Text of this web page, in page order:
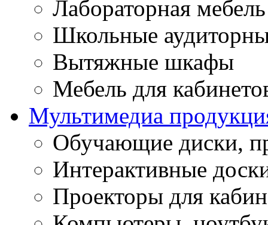
Лабораторная мебель
Школьные
Вытяжные шкафы
Мебель для
Мультимедиа
Обучающие диски,
Интерактивные
Проекторы для